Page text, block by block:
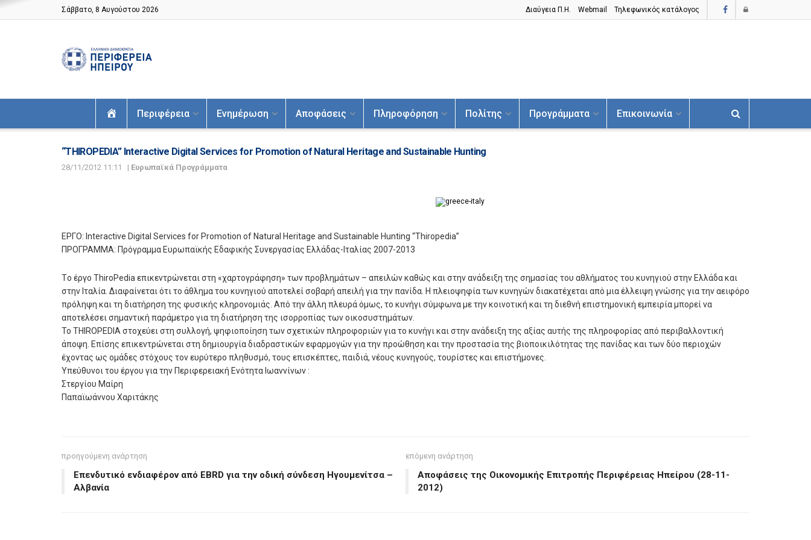
Σάββατο, 8 Αυγούστου 2026 Διαύγεια Π.H. Webmail Τηλεφωνικός κατάλογος
ΑρχικήΠεριφέρεια Ενημέρωση Αποφάσεις Πληροφόρηση Πολίτης Προγράμματα Επικοινωνία
“THIROPEDIA” Interactive Digital Services for Promotion of Natural Heritage and Sustainable Hunting
28/11/2012 11:11 | Ευρωπαϊκά Προγράμματα
ΕΡΓΟ: Interactive Digital Services for Promotion of Natural Heritage and Sustainable Hunting “Thiropedia”
ΠΡΟΓΡΑΜΜΑ: Πρόγραμμα Ευρωπαϊκής Εδαφικής Συνεργασίας Ελλάδας-Ιταλίας 2007-2013
Tο έργο ThiroPedia επικεντρώνεται στη «χαρτογράφηση» των προβλημάτων – απειλών καθώς και στην ανάδειξη της σημασίας του αθλήματος του κυνηγιού στην Ελλάδα και
στην Ιταλία. Διαφαίνεται ότι το άθλημα του κυνηγιού αποτελεί σοβαρή απειλή για την πανίδα. Η πλειοψηφία των κυνηγών διακατέχεται από μια έλλειψη γνώσης για την αειφόρο
πρόληψη και τη διατήρηση της φυσικής κληρονομιάς. Από την άλλη πλευρά όμως, το κυνήγι σύμφωνα με την κοινοτική και τη διεθνή επιστημονική εμπειρία μπορεί να
αποτελέσει σημαντική παράμετρο για τη διατήρηση της ισορροπίας των οικοσυστημάτων.
Το THIROPEDIA στοχεύει στη συλλογή, ψηφιοποίηση των σχετικών πληροφοριών για το κυνήγι και στην ανάδειξη της αξίας αυτής της πληροφορίας από περιβαλλοντική
άποψη. Επίσης επικεντρώνεται στη δημιουργία διαδραστικών εφαρμογών για την προώθηση και την προστασία της βιοποικιλότητας της πανίδας και των δύο περιοχών
έχοντας ως ομάδες στόχους τον ευρύτερο πληθυσμό, τους επισκέπτες, παιδιά, νέους κυνηγούς, τουρίστες και επιστήμονες.
Υπεύθυνοι του έργου για την Περιφερειακή Ενότητα Ιωαννίνων :
Στεργίου Μαίρη
Παπαϊωάννου Χαριτάκης
προηγούμενη ανάρτηση
Επενδυτικό ενδιαφέρον από EBRD για την οδική σύνδεση Ηγουμενίτσα –
Αλβανία
επόμενη ανάρτηση
Αποφάσεις της Οικονομικής Επιτροπής Περιφέρειας Ηπείρου (28-11-
2012)